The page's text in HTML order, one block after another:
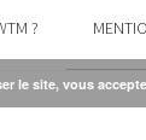
?
le site, vous